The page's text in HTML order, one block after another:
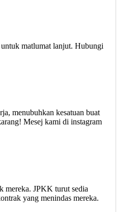
matlumat lanjut. Hubungi
menubuhkan kesatuan buat
Mesej kami di instagram
mereka. JPKK turut sedia
yang menindas mereka.